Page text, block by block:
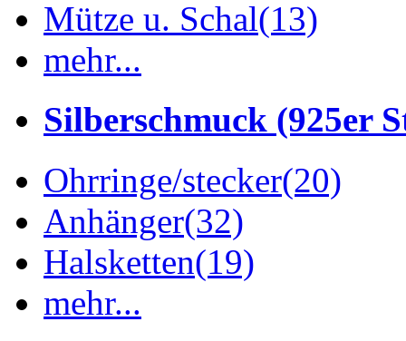
Mütze u. Schal(13)
mehr...
Silberschmuck (925er
Ohrringe/stecker(20)
Anhänger(32)
Halsketten(19)
mehr...